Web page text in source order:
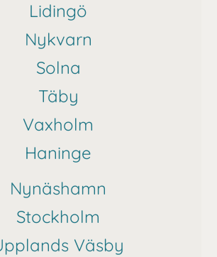
Lidingö
Nykvarn
Solna
Täby
Vaxholm
Haninge
Nynäshamn
Stockholm
Väsby